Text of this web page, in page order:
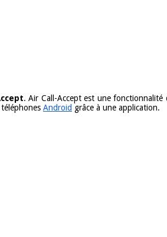
. Air Call-Accept est une
Android grâce à une application.